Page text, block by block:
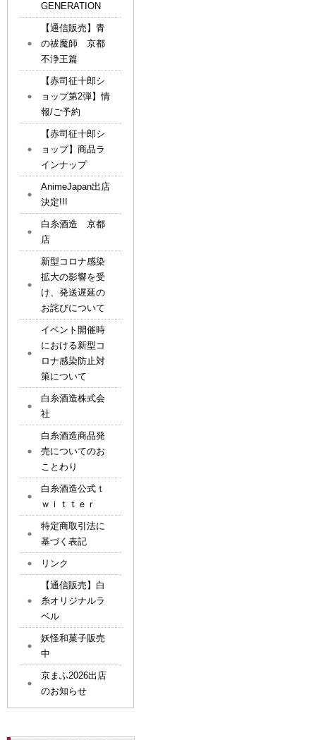
GENERATION
【通信販売】青
の祓魔師 京都
不浄王篇
【赤司征十郎シ
ョップ第2弾】情
報/ご予約
【赤司征十郎シ
ョップ】商品ラ
インナップ
AnimeJapan出店
決定!!!
白糸酒造 京都
店
新型コロナ感染
拡大の影響を受
け、発送遅延の
お詫びについて
イベント開催時
における新型コ
ロナ感染防止対
策について
白糸酒造株式会
社
白糸酒造商品発
売についてのお
ことわり
白糸酒造公式ｔ
ｗｉｔｔｅｒ
特定商取引法に
基づく表記
リンク
【通信販売】白
糸オリジナルラ
ベル
妖怪和菓子販売
中
京まふ2026出店
のお知らせ